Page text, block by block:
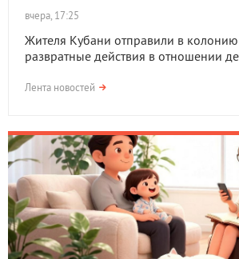
вчера, 17:25
Жителя Кубани отправили в колонию
развратные действия в отношении
Лента новостей